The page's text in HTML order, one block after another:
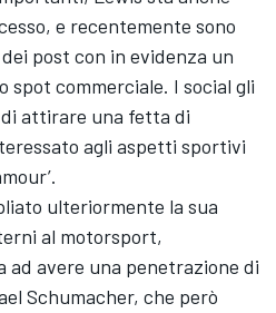
e recentemente sono
post con in evidenza un
commerciale. I social gli
attirare una fetta di
agli aspetti sportivi
ulteriormente la sua
al motorsport,
avere una penetrazione di
Schumacher, che però